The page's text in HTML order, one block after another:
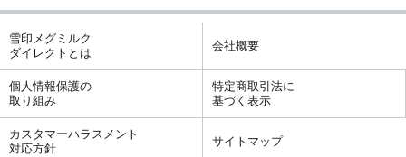
雪印メグミルク
ダイレクトとは
会社概要
個人情報保護の
取り組み
特定商取引法に
基づく表示
カスタマーハラスメント
対応方針
サイトマップ